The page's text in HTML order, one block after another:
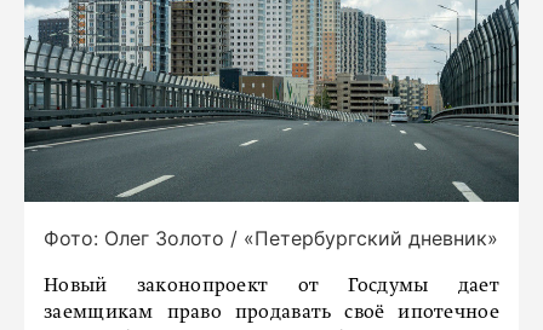
Фото: Олег Золото / «Петербургский дневник»
Новый законопроект от Госдумы дает
заемщикам право продавать своё ипотечное